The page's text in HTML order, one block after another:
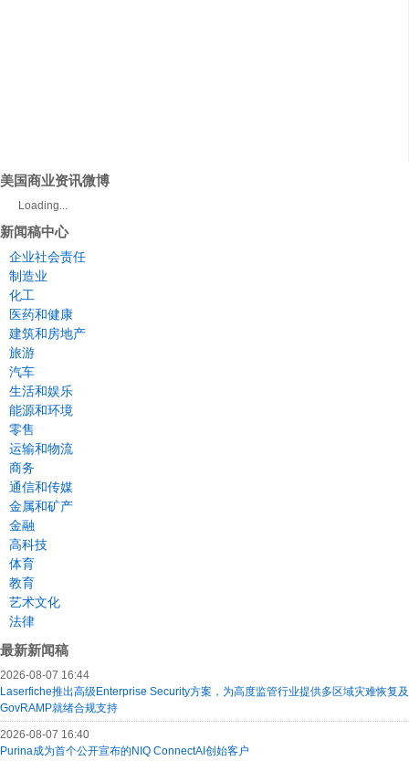
美国商业资讯微博
Loading...
新闻稿中心
企业社会责任
制造业
化工
医药和健康
建筑和房地产
旅游
汽车
生活和娱乐
能源和环境
零售
运输和物流
商务
通信和传媒
金属和矿产
金融
高科技
体育
教育
艺术文化
法律
最新新闻稿
2026-08-07 16:44
Laserfiche推出高级Enterprise Security方案，为高度监管行业提供多区域灾难恢复及
GovRAMP就绪合规支持
2026-08-07 16:40
Purina成为首个公开宣布的NIQ ConnectAI创始客户